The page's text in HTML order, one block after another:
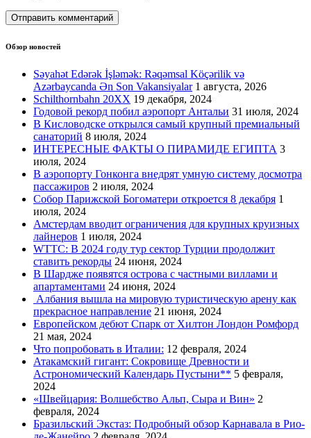
Обзор новостей
Səyahət Edərək İşləmək: Rəqəmsal Köçərilik və
Azərbaycanda Ən Son Vakansiyalar 1 августа, 2026
Schilthornbahn 20XX 19 декабря, 2024
Годовой рекорд побил аэропорт Антальи 31 июля, 2024
В Кисловодске открылся самый крупный премиальный
санаторий 8 июля, 2024
ИНТЕРЕСНЫЕ ФАКТЫ О ПИРАМИДЕ ЕГИПТА 3
июля, 2024
В аэропорту Гонконга внедрят умную систему досмотра
пассажиров 2 июля, 2024
Собор Парижской Богоматери откроется 8 декабря 1
июля, 2024
Амстердам вводит ограничения для крупных круизных
лайнеров 1 июля, 2024
WTTC: В 2024 году тур сектор Турции продолжит
ставить рекорды 24 июня, 2024
В Шардже появятся острова с частными виллами и
апартаментами 24 июня, 2024
Албания вышла на мировую туристическую арену как
прекрасное направление 21 июня, 2024
Европейском дебют Спарк от Хилтон Лондон Ромфорд
21 мая, 2024
Что попробовать в Италии: 12 февраля, 2024
Атакамский гигант: Сокровище Древности и
Астрономический Календарь Пустыни** 5 февраля,
2024
«Швейцария: Волшебство Альп, Сыра и Вин» 2
февраля, 2024
Бразильский Экстаз: Подробный обзор Карнавала в Рио-